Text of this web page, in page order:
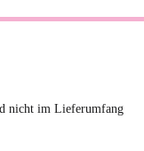
nicht im Lieferumfang